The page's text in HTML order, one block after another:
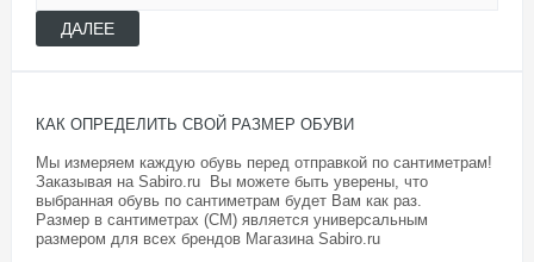
ДАЛЕЕ
КАК ОПРЕДЕЛИТЬ СВОЙ РАЗМЕР ОБУВИ
Мы измеряем каждую обувь перед отправкой по сантиметрам!
Заказывая на Sabiro.ru Вы можете быть уверены, что
выбранная обувь по сантиметрам будет Вам как раз.
Размер в сантиметрах (СМ) является универсальным
размером для всех брендов Магазина Sabiro.ru